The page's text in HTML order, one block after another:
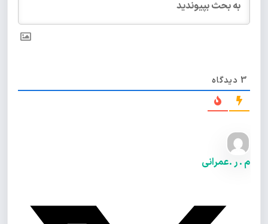
3 دیدگاه
م . ر .عمرانی